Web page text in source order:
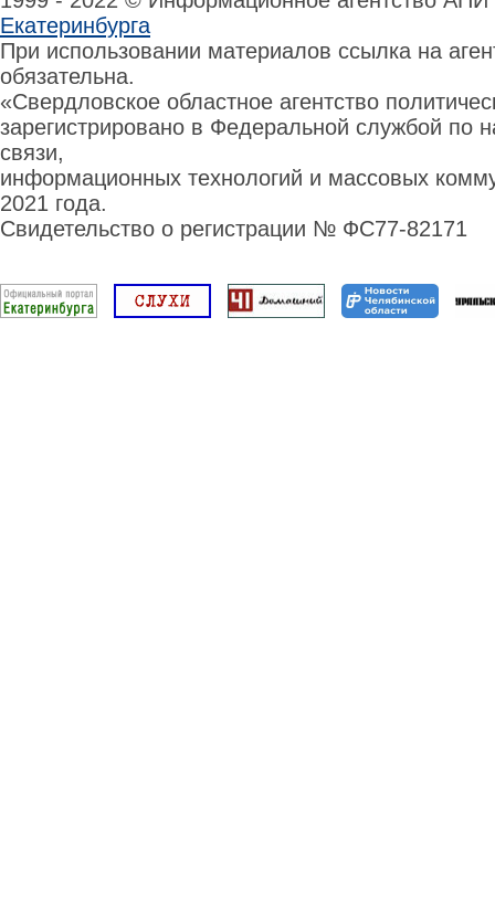
Екатеринбурга
При использовании материалов ссылка на
обязательна.
«Свердловское областное агентство
зарегистрировано в Федеральной службой по
связи,
информационных технологий и массовых
2021 года.
Свидетельство о регистрации № ФС77-82171